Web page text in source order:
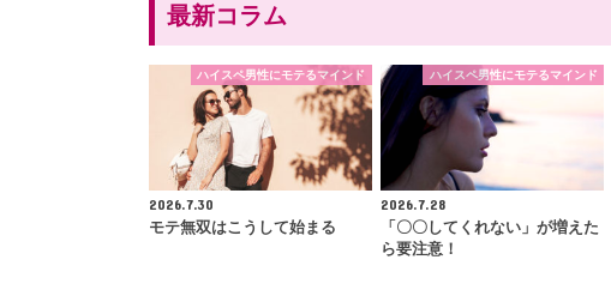
最新コラム
ハイスペ男性にモテるマインド
2026.7.30
モテ無双はこうして始まる
ハイスペ男性にモテるマインド
2026.7.28
「〇〇してくれない」が増えた
ら要注意！